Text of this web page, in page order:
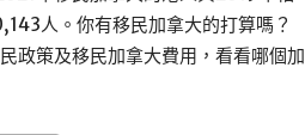
人。你有移民加拿大的打算嗎？
政策及移民加拿大費用，看看哪個加